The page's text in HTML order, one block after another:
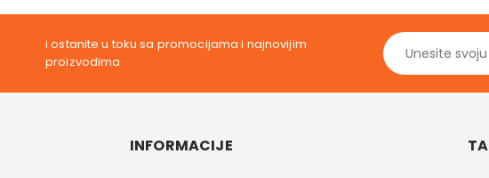
46.999,00 RSD.
i ostanite u toku sa promocijama i najnovijim
proizvodima
INFORMACIJE